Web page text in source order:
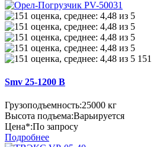
151
Smv 25-1200 B
Грузоподъемность:25000 кг
Высота подъема:Варьируется
Цена*:По запросу
Подробнее